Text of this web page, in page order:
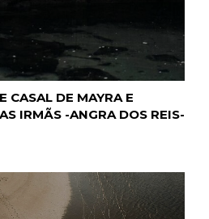
CASAL DE MAYRA E
IRMÃS -ANGRA DOS REIS-